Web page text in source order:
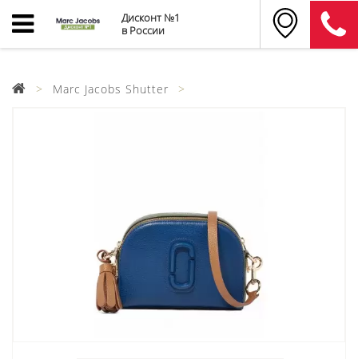
Дисконт №1
в России
Marc Jacobs Shutter